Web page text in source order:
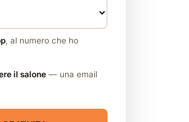
, al numero che ho
il salone— una email